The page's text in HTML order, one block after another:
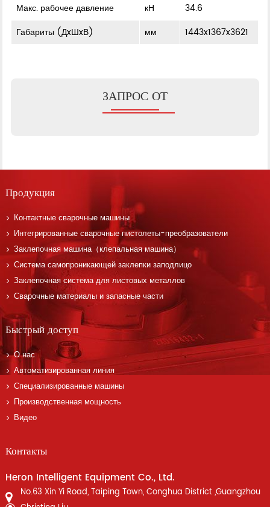
Макс. рабочее давление кН
34.6
Габариты (ДxШxВ)
мм 1443x1367x3621
ЗАПРОС ОТ
Продукция
Контактные сварочные машины
Интегрированные сварочные пистолеты-преобразователи
Заклепочная машина（клепальная машина）
Система самопроникающей заклепки заподлицо
Заклепочная система для листовых металлов
Сварочные материалы и запасные части
Быстрый доступ
О нас
Автоматизированная линия
Специализированные машины
Производственная мощность
Видео
Контакты
Heron Intelligent Equipment Co., Ltd.
No.63 Xin Yi Road, Taiping Town, Conghua District ,Guangzhou